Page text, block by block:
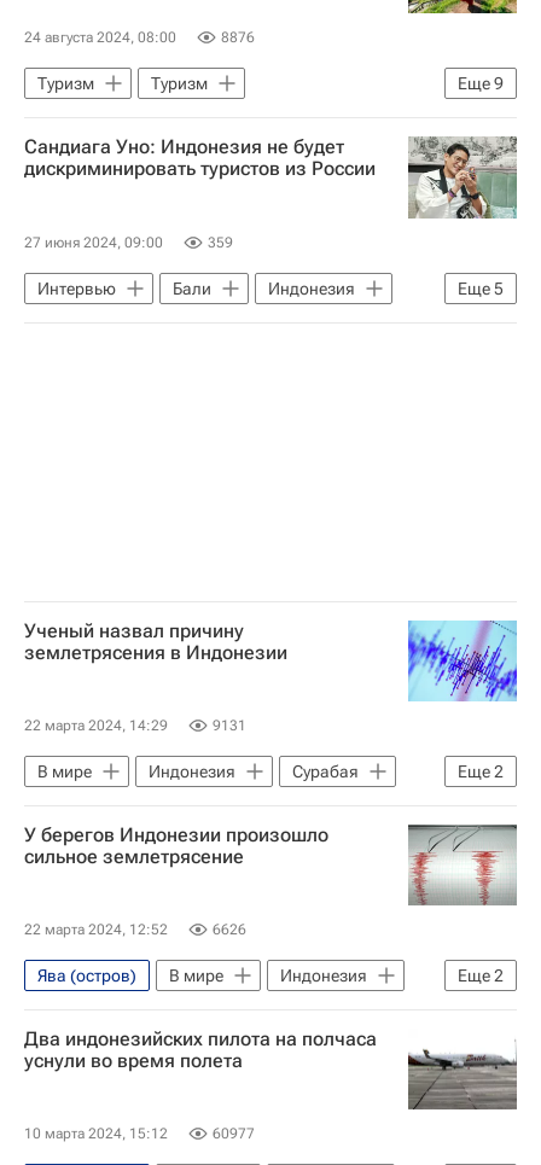
24 августа 2024, 08:00 8876
Еще9
Туризм
Туризм
Маршруты - Туризм
Бали
Индонезия
Денпасар
Аэрофлот
туристы
куда можно лететь
Сандиага Уно: Индонезия не будет
дискриминировать туристов из России
27 июня 2024, 09:00 359
Еще5
Интервью Бали
Индонезия
Россия
Visa, Inc.
MasterCard, Inc.
Ученый назвал причину
землетрясения в Индонезии
22 марта 2024, 14:29 9131
Еще2
В мире Индонезия
Сурабая
Яванское море
У берегов Индонезии произошло
сильное землетрясение
22 марта 2024, 12:52 6626
Еще2
Ява (остров) В мире
Индонезия
Европейско-Средиземноморский сейсмологический центр (EMSC)
Сурабая
Два индонезийских пилота на полчаса
уснули во время полета
10 марта 2024, 15:12 60977